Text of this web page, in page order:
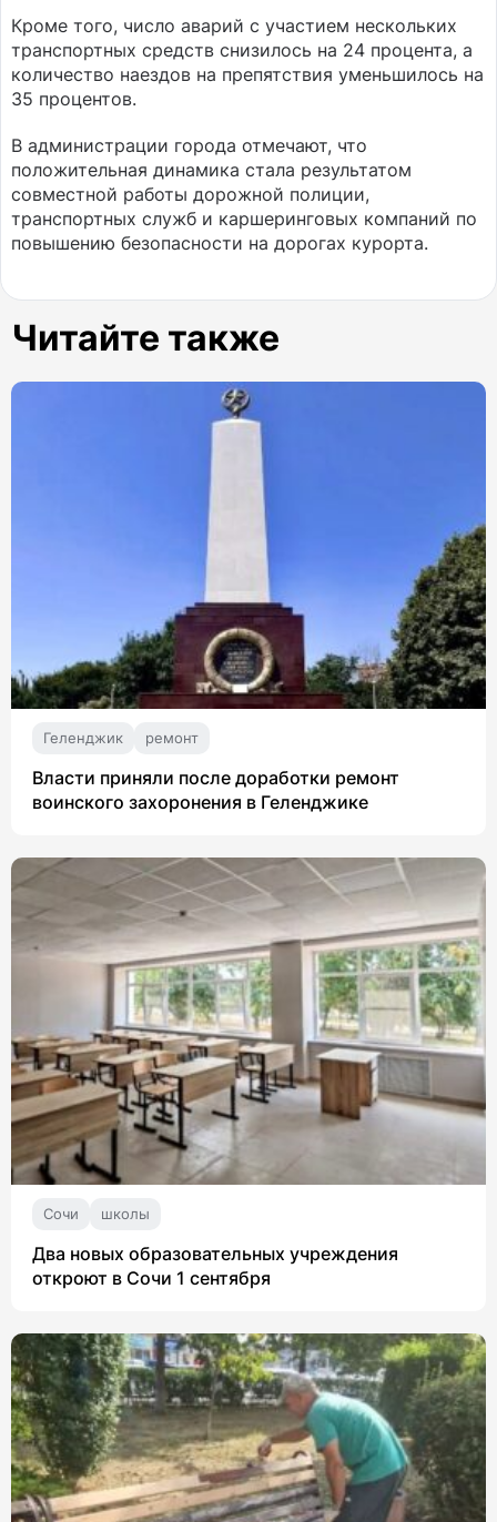
Кроме того, число аварий с участием нескольких
транспортных средств снизилось на 24 процента, а
количество наездов на препятствия уменьшилось на
35 процентов.
В администрации города отмечают, что
положительная динамика стала результатом
совместной работы дорожной полиции,
транспортных служб и каршеринговых компаний по
повышению безопасности на дорогах курорта.
Читайте также
Геленджик ремонт
Власти приняли после доработки ремонт
воинского захоронения в Геленджике
Сочи школы
Два новых образовательных учреждения
откроют в Сочи 1 сентября